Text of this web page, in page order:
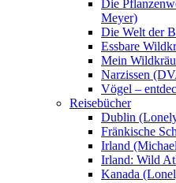
Die
Meyer)
Die Welt der
Essbare
Mein
Narzissen
Vögel –
Reisebücher
Dublin
Fränkische
Irland
Irland: Wild
Kanada